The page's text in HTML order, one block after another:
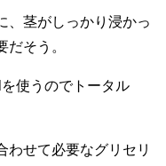
、茎がしっかり浸かっ
そう。
使うのでトータル
わせて必要なグリセリ